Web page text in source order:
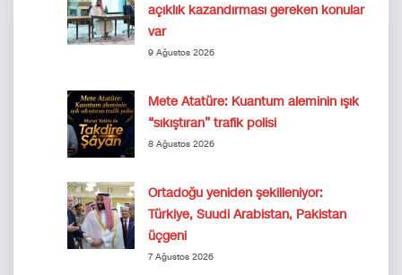
açıklık kazandırması gereken konular
var
9 Ağustos 2026
Mete Atatüre: Kuantum aleminin ışık
“sıkıştıran” trafik polisi
8 Ağustos 2026
Ortadoğu yeniden şekilleniyor:
Türkiye, Suudi Arabistan, Pakistan
üçgeni
7 Ağustos 2026